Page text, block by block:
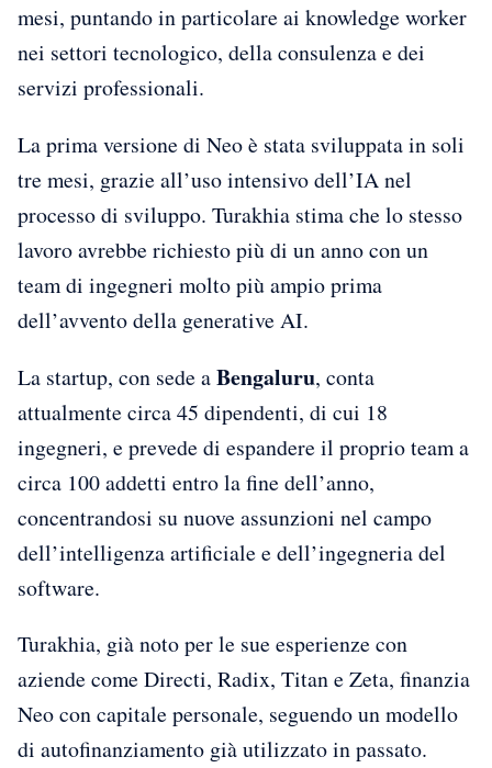
mesi, puntando in particolare ai knowledge worker
nei settori tecnologico, della consulenza e dei
servizi professionali.
La prima versione di Neo è stata sviluppata in soli
tre mesi, grazie all’uso intensivo dell’IA nel
processo di sviluppo. Turakhia stima che lo stesso
lavoro avrebbe richiesto più di un anno con un
team di ingegneri molto più ampio prima
dell’avvento della generative AI.
La startup, con sede aBengaluru, conta
attualmente circa 45 dipendenti, di cui 18
ingegneri, e prevede di espandere il proprio team a
circa 100 addetti entro la fine dell’anno,
concentrandosi su nuove assunzioni nel campo
dell’intelligenza artificiale e dell’ingegneria del
software.
Turakhia, già noto per le sue esperienze con
aziende come Directi, Radix, Titan e Zeta, finanzia
Neo con capitale personale, seguendo un modello
di autofinanziamento già utilizzato in passato.